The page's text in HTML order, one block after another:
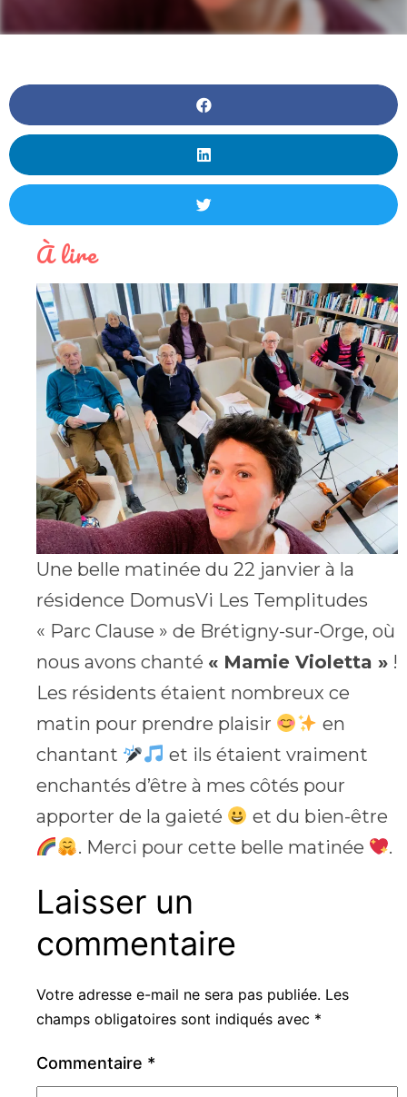
À lire
Une belle matinée du 22 janvier à la
résidence DomusVi Les Templitudes
« Parc Clause » de Brétigny-sur-Orge, où
nous avons chanté « Mamie Violetta » !
Les résidents étaient nombreux ce
matin pour prendre plaisir
en
chantant
et ils étaient vraiment
enchantés d’être à mes côtés pour
apporter de la gaieté
et du bien-être
. Merci pour cette belle matinée
.
Laisser un
commentaire
Votre adresse e-mail ne sera pas publiée. Les
champs obligatoires sont indiqués avec *
Commentaire *